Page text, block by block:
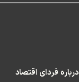
درباره فردای اقتصاد